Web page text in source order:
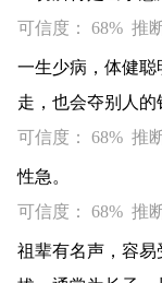
可信度： 68% 推
一生少病，体健
走，也会夺别人的
可信度： 68% 推
性急。
可信度： 68% 推
祖辈有名声，容